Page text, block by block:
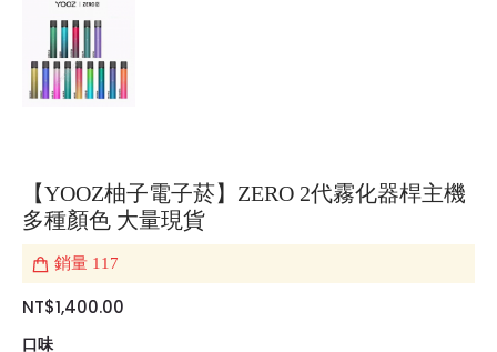
【YOOZ柚子電子菸】ZERO 2代霧化器桿主機
多種顏色 大量現貨
銷量 117
NT$1,400.00
口味